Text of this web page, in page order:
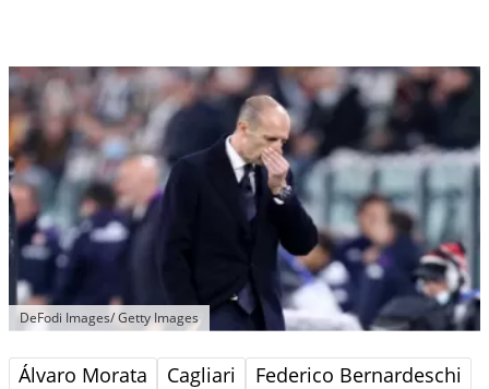
DeFodi Images/ Getty Images
Álvaro Morata Cagliari
Federico Bernardeschi